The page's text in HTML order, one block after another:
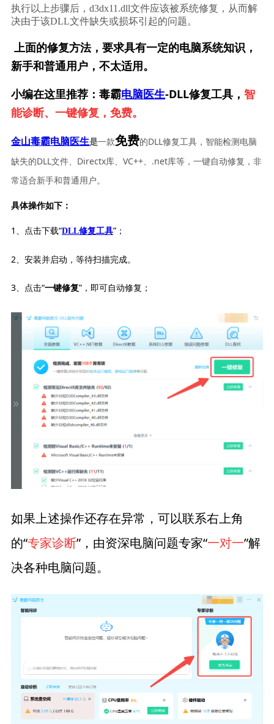
执行以上步骤后，d3dx11.dll文件应该被系统修复，从而解
决由于该DLL文件缺失或损坏引起的问题。
上面的修复方法，要求具有一定的电脑系统知识，
新手和普通用户，不太适用。
小编在这里推荐：毒霸电脑医生-DLL修复工具， 智
能诊断、一键修复，免费。
金山毒霸电脑医生是一款免费的DLL修复工具，智能检测电脑
缺失的DLL文件、Directx库、VC++、.net库等，一键自动修复，非
常适合新手和普通用户。
具体操作如下：
1、点击下载“DLL修复工具”；
2、安装并启动，等待扫描完成。
3、点击“一键修复”，即可自动修复；
如果上述操作还存在异常，可以联系右上角
的“专家诊断”，由资深电脑问题专家“一对一”解
决各种电脑问题。